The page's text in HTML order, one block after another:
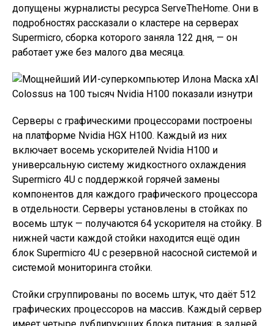
допущены журналисты ресурса ServeTheHome. Они в
подробностях рассказали о кластере на серверах
Supermicro, сборка которого заняла 122 дня, — он
работает уже без малого два месяца.
Серверы с графическими процессорами построены
на платформе Nvidia HGX H100. Каждый из них
включает восемь ускорителей Nvidia H100 и
универсальную систему жидкостного охлаждения
Supermicro 4U с поддержкой горячей замены
компонентов для каждого графического процессора
в отдельности. Серверы установлены в стойках по
восемь штук — получаются 64 ускорителя на стойку. В
нижней части каждой стойки находится ещё один
блок Supermicro 4U с резервной насосной системой и
системой мониторинга стойки.
Стойки сгруппированы по восемь штук, что даёт 512
графических процессоров на массив. Каждый сервер